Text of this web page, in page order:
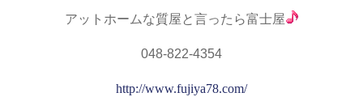
アットホームな質屋と言ったら富士屋
048-822-4354
http://www.fujiya78.com/